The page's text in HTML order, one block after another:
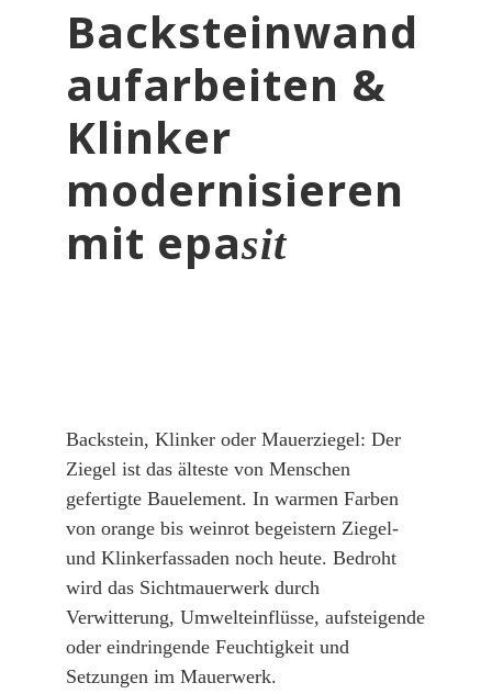
Backsteinwand
aufarbeiten &
Klinker
modernisieren
mit epasit
Backstein, Klinker oder Mauerziegel: Der
Ziegel ist das älteste von Menschen
gefertigte Bauelement. In warmen Farben
von orange bis weinrot begeistern Ziegel-
und Klinkerfassaden noch heute. Bedroht
wird das Sichtmauerwerk durch
Verwitterung, Umwelteinflüsse, aufsteigende
oder eindringende Feuchtigkeit und
Setzungen im Mauerwerk.